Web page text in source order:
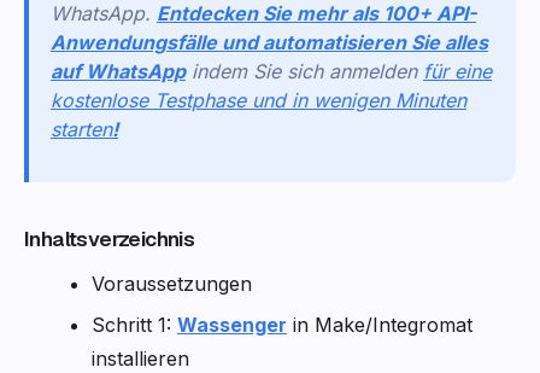
WhatsApp. Entdecken Sie mehr als 100+ API-
Anwendungsfälle und automatisieren Sie alles
auf WhatsApp indem Sie sich anmelden für eine
kostenlose Testphase und in wenigen Minuten
starten!
Inhaltsverzeichnis
Voraussetzungen
Schritt 1: Wassenger in Make/Integromat
installieren